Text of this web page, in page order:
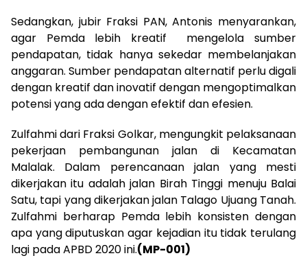
Sedangkan, jubir Fraksi PAN, Antonis menyarankan,
agar Pemda lebih kreatif mengelola sumber
pendapatan, tidak hanya sekedar membelanjakan
anggaran. Sumber pendapatan alternatif perlu digali
dengan kreatif dan inovatif dengan mengoptimalkan
potensi yang ada dengan efektif dan efesien.
Zulfahmi dari Fraksi Golkar, mengungkit pelaksanaan
pekerjaan pembangunan jalan di Kecamatan
Malalak. Dalam perencanaan jalan yang mesti
dikerjakan itu adalah jalan Birah Tinggi menuju Balai
Satu, tapi yang dikerjakan jalan Talago Ujuang Tanah.
Zulfahmi berharap Pemda lebih konsisten dengan
apa yang diputuskan agar kejadian itu tidak terulang
lagi pada APBD 2020 ini.(MP-001)